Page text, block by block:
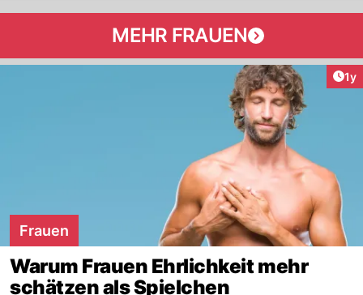
MEHR FRAUEN
1y
Frauen
Warum Frauen Ehrlichkeit mehr
schätzen als Spielchen